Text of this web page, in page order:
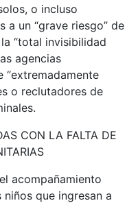
o incluso
a un “grave riesgo” de
“total invisibilidad
agencias
“extremadamente
o reclutadores de
CON LA FALTA DE
acompañamiento
que ingresan a